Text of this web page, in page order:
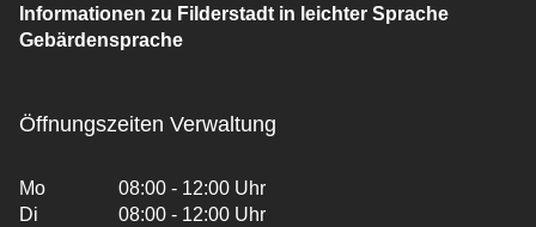
Informationen zu Filderstadt in leichter Sprache
Gebärdensprache
Öffnungszeiten Verwaltung
Mo
08:00 - 12:00 Uhr
Di
08:00 - 12:00 Uhr